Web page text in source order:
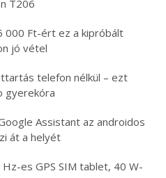
T206
000 Ft-ért ez a kipróbált
jó vétel
telefon nélkül – ezt
gyerekóra
Assistant az androidos
át a helyét
es GPS SIM tablet, 40 W-